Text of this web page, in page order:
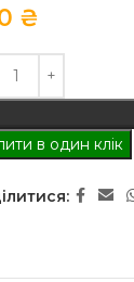
₴
в один клік